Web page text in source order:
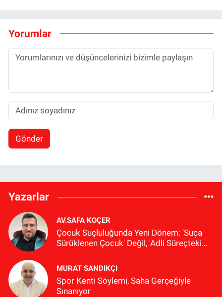
Yorumlar
Gönder
Yazarlar
AV.SAFA KOÇER
Çocuk Suçluluğunda Yeni Dönem: 'Suça
Sürüklenen Çocuk' Değil, 'Adli Süreçteki
MURAT SANDIKÇI
Spor Kenti Söylemi, Saha Gerçeğiyle
Sınanıyor